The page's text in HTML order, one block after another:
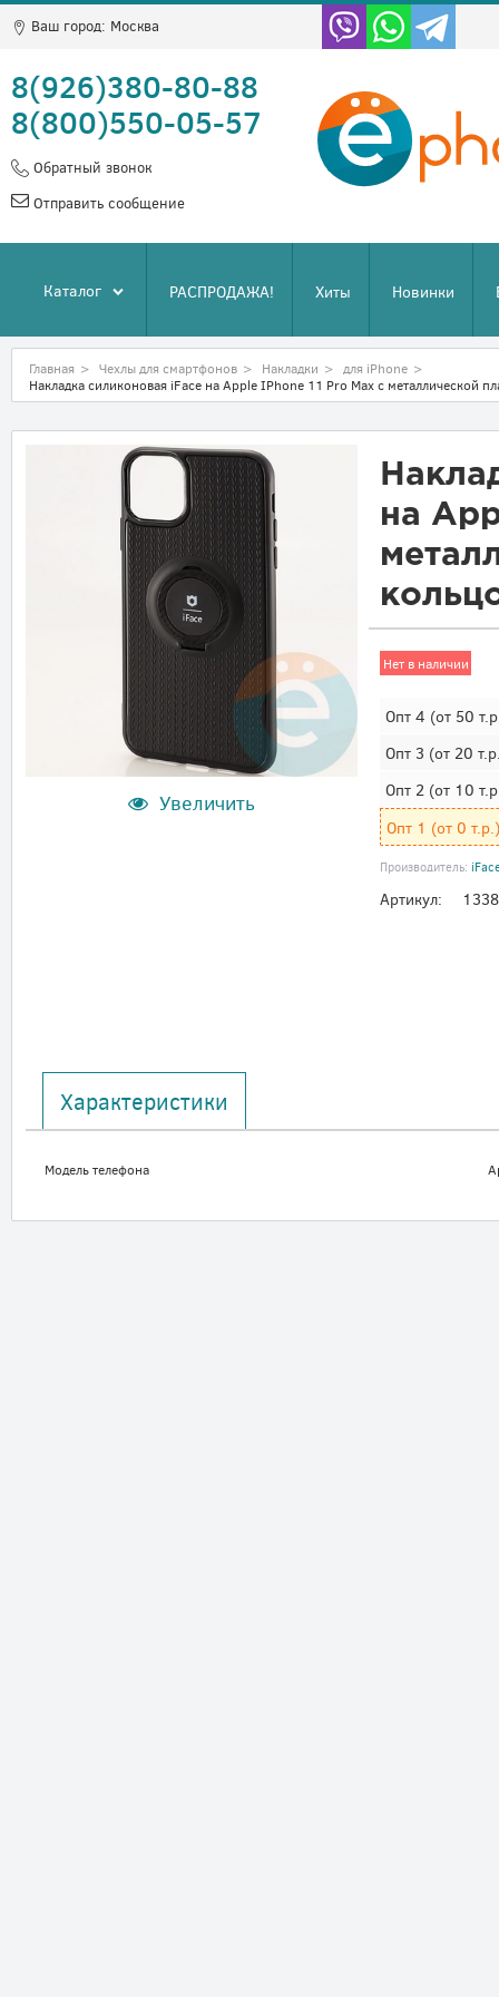
Ваш город: Москва
8(926)380-80-88
8(800)550-05-57
Обратный звонок
Отправить сообщение
Каталог РАСПРОДАЖА! Хиты Новинки
Главная > Чехлы для смартфонов > Накладки > для iPhone >
Накладка силиконовая iFace на Apple IPhone 11 Pro Max с металлической
Увеличить
на
Нет в наличии
Опт 4 (от 50
Опт 3 (от 20
Опт 2(от 10
Опт 1 (от 0 т.р.)
Производитель:
Артикул:
Характеристики
Модель телефона